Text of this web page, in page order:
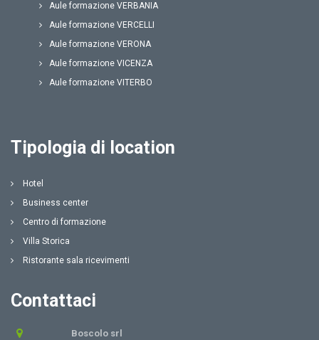
Aule formazione VERBANIA
Aule formazione VERCELLI
Aule formazione VERONA
Aule formazione VICENZA
Aule formazione VITERBO
Tipologia di location
Hotel
Business center
Centro di formazione
Villa Storica
Ristorante sala ricevimenti
Contattaci
Boscolo srl